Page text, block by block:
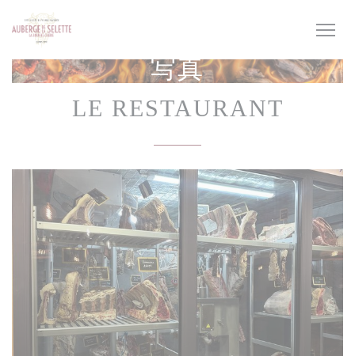
クッキー利用の管理について
写真
LE RESTAURANT